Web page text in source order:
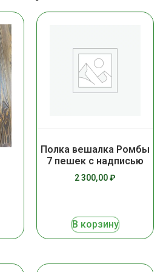
Полка вешалка Ромбы
7 пешек с надписью
2 300,00₽
В корзину